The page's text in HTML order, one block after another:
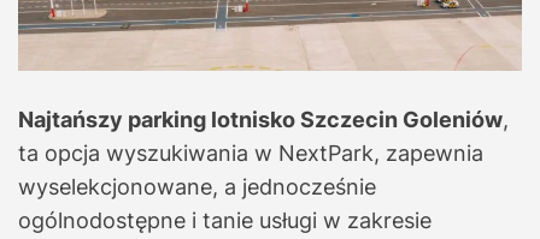
Najtańszy parking lotnisko Szczecin Goleniów,
ta opcja wyszukiwania w NextPark, zapewnia
wyselekcjonowane, a jednocześnie
ogólnodostępne i tanie usługi w zakresie